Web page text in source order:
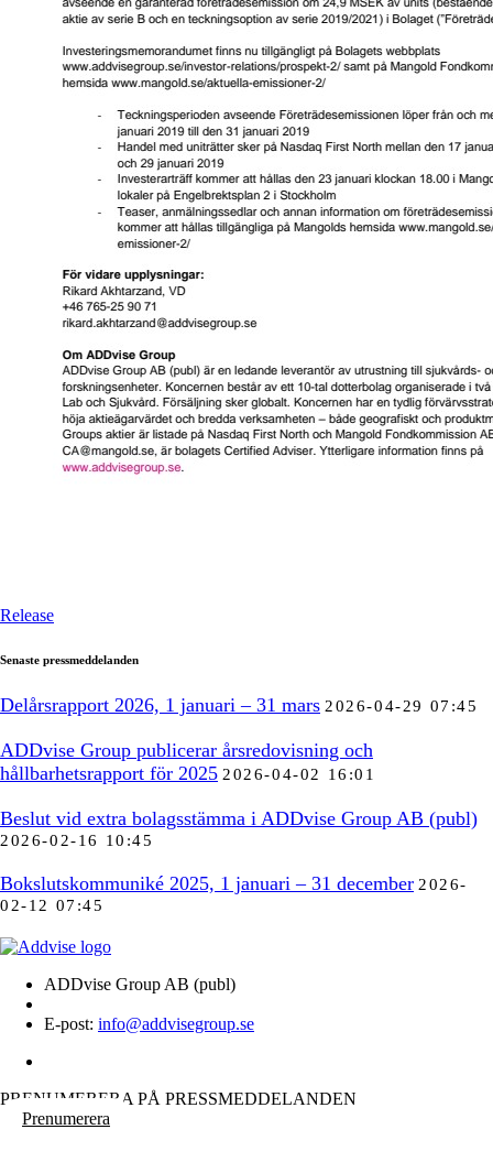
Release
Senaste pressmeddelanden
Delårsrapport 2026, 1 januari – 31 mars 2026-04-29 07:45
ADDvise Group publicerar årsredovisning och
hållbarhetsrapport för 2025 2026-04-02 16:01
Beslut vid extra bolagsstämma i ADDvise Group AB (publ)
2026-02-16 10:45
Bokslutskommuniké 2025, 1 januari – 31 december 2026-
02-12 07:45
ADDvise Group AB (publ)
E-post: info@addvisegroup.se
PRENUMERERA PÅ PRESSMEDDELANDEN
Prenumerera